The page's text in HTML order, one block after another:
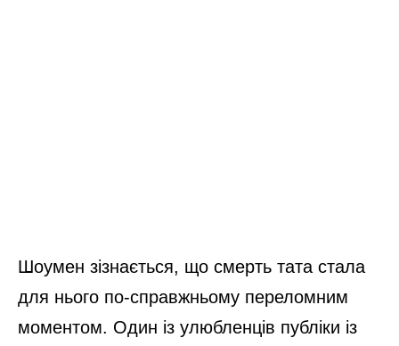
Шоумен зізнається, що смерть тата стала
для нього по-справжньому переломним
моментом. Один із улюбленців публіки із